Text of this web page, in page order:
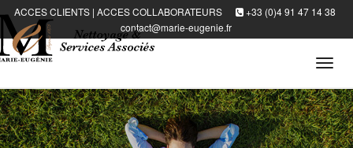
ACCES CLIENTS| ACCES COLLABORATEURS
+33 (0)4 91 47 14 38
contact@marie-eugenie.fr